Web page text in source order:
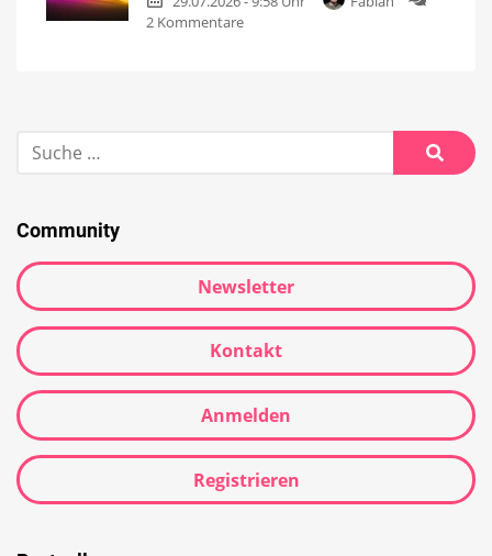
2 Kommentare
Community
Newsletter
Kontakt
Anmelden
Registrieren